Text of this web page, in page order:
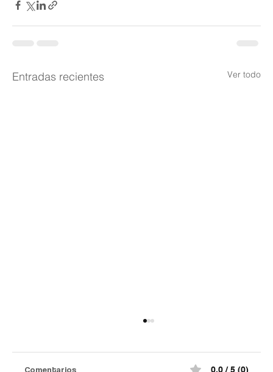
Entradas recientes Ver todo
Comentarios 0.0 / 5 (0)